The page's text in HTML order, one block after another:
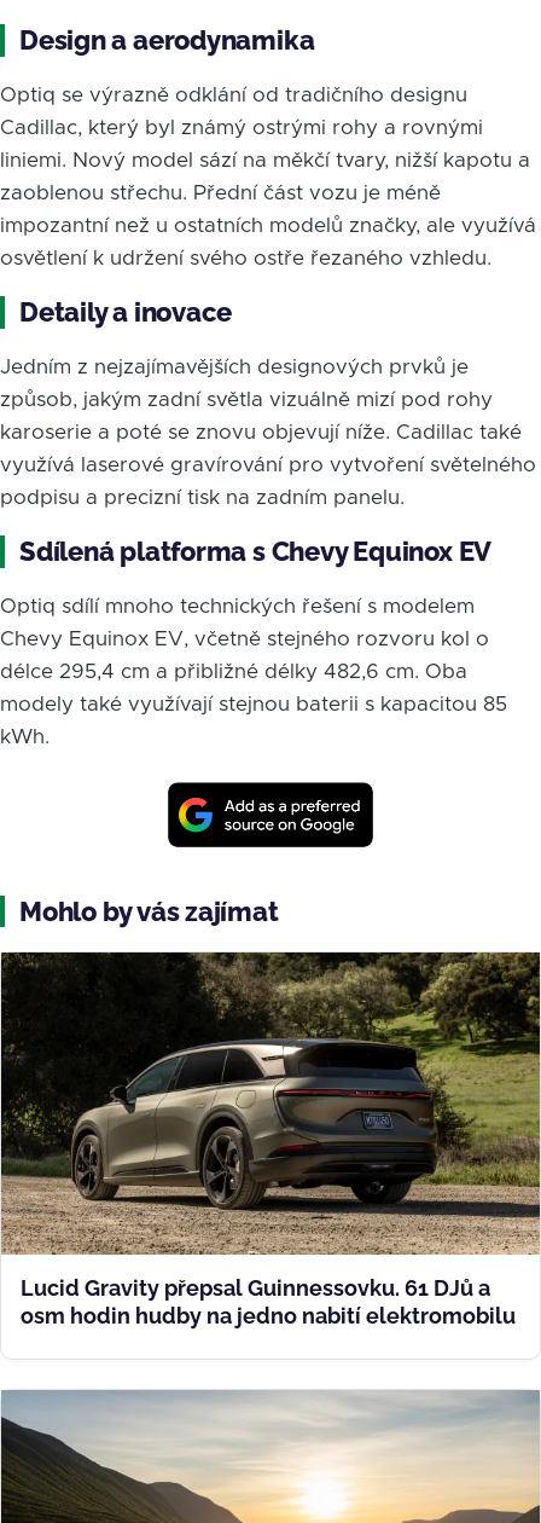
Design a aerodynamika
Optiq se výrazně odklání od tradičního designu
Cadillac, který byl známý ostrými rohy a rovnými
liniemi. Nový model sází na měkčí tvary, nižší kapotu a
zaoblenou střechu. Přední část vozu je méně
impozantní než u ostatních modelů značky, ale využívá
osvětlení k udržení svého ostře řezaného vzhledu.
Detaily a inovace
Jedním z nejzajímavějších designových prvků je
způsob, jakým zadní světla vizuálně mizí pod rohy
karoserie a poté se znovu objevují níže. Cadillac také
využívá laserové gravírování pro vytvoření světelného
podpisu a precizní tisk na zadním panelu.
Sdílená platforma s Chevy Equinox EV
Optiq sdílí mnoho technických řešení s modelem
Chevy Equinox EV, včetně stejného rozvoru kol o
délce 295,4 cm a přibližné délky 482,6 cm. Oba
modely také využívají stejnou baterii s kapacitou 85
kWh.
Mohlo by vás zajímat
Lucid Gravity přepsal Guinnessovku. 61 DJů a
osm hodin hudby na jedno nabití elektromobilu